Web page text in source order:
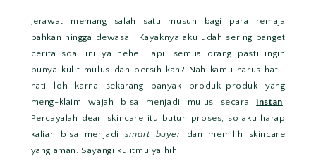
Jerawat memang salah satu musuh bagi para remaja
bahkan hingga dewasa. Kayaknya aku udah sering banget
cerita soal ini ya hehe. Tapi, semua orang pasti ingin
punya kulit mulus dan bersih kan? Nah kamu harus hati-
hati loh karna sekarang banyak produk-produk yang
meng-klaim wajah bisa menjadi mulus secarainstan.
Percayalah dear, skincare itu butuh proses, so aku harap
kalian bisa menjadi smart buyer dan memilih skincare
yang aman. Sayangi kulitmu ya hihi.